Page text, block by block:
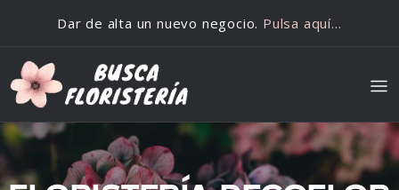
Dar de alta un nuevo negocio. Pulsa aquí…